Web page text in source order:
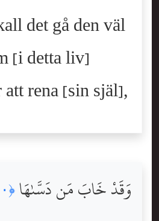
det gå den väl
[i detta liv]
rena [sin själ],
وَقَدْ خَابَ مَن دَسَّىٰهَا ﴿١٠﴾